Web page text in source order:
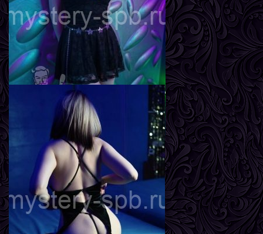
Грудь
3-й
20
167 см
56 кг
Грудь
2-й